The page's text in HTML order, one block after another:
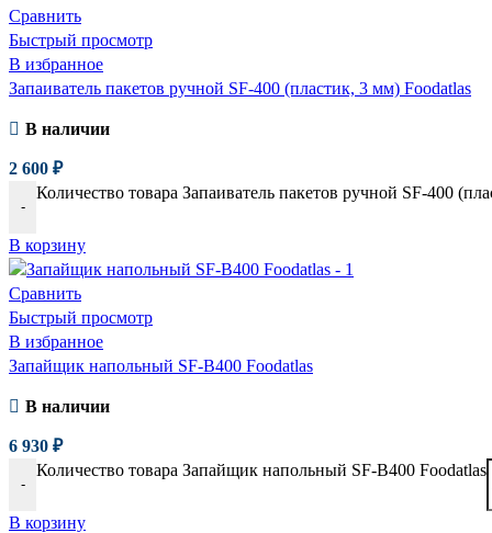
Сравнить
Быстрый просмотр
В избранное
Запаиватель пакетов ручной SF-400 (пластик, 3 мм) Foodatlas
В наличии
2 600 ₽
-
Количество товара Запаиватель пакетов ручной SF-400
В корзину
Сравнить
Быстрый просмотр
В избранное
Запайщик напольный SF-B400 Foodatlas
В наличии
6 930 ₽
-
Количество товара Запайщик напольный SF-B400 Foodatlas
В корзину